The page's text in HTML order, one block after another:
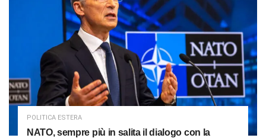
POLITICA ESTERA
NATO, sempre più in salita il dialogo con la